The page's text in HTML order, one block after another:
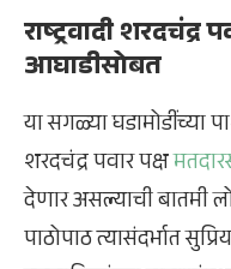
राष्ट्रवादी शरदचंद्र
आघाडीसोबत
या सगळ्या घडामोडींच्या
शरदचंद्र पवार पक्ष
देणार असल्याची बातमी
पाठोपाठ त्यासंदर्भात